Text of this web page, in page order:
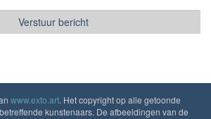
www.exto.art. Het copyright op alle getoonde
kunstenaars. De afbeeldingen van de